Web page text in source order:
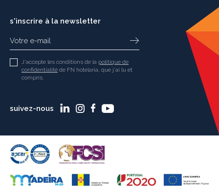
s'inscrire à la newsletter
J'accepte les conditions de la politique de
confidentialité de FN hotelaria, que j'ai lu et
compris.
suivez-nous